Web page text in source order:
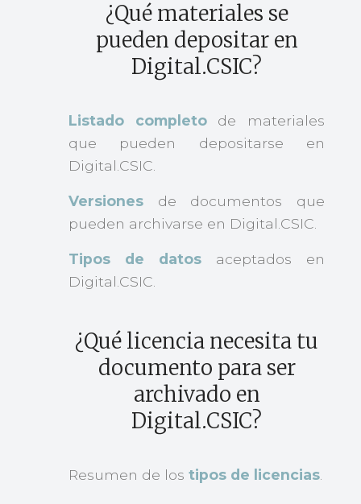
¿Qué materiales se
pueden depositar en
Digital.CSIC?
Listado completode materiales
que pueden depositarse en
Digital.CSIC.
Versiones de documentos que
pueden archivarse en Digital.CSIC.
Tipos de datos aceptados en
Digital.CSIC.
¿Qué licencia necesita tu
documento para ser
archivado en
Digital.CSIC?
Resumen de los tipos de licencias